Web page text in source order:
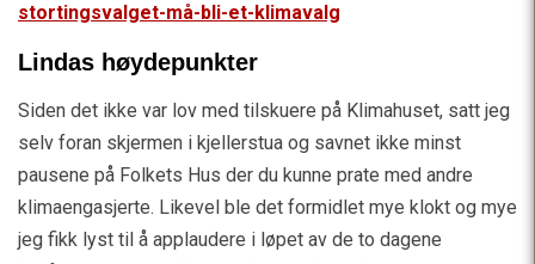
stortingsvalget-må-bli-et-klimavalg
Lindas høydepunkter
Siden det ikke var lov med tilskuere på Klimahuset, satt jeg
selv foran skjermen i kjellerstua og savnet ikke minst
pausene på Folkets Hus der du kunne prate med andre
klimaengasjerte. Likevel ble det formidlet mye klokt og mye
jeg fikk lyst til å applaudere i løpet av de to dagene